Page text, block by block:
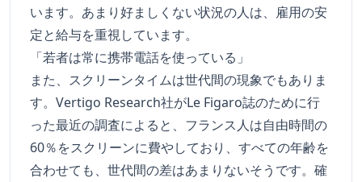
います。あまり好ましくない状況の人は、雇用の安
定と給与を重視しています。
「若者は常に携帯電話を使っている」
また、スクリーンタイムは世代間の現象でもありま
す。Vertigo Research社がLe Figaro誌のために行
った最近の調査によると、フランス人は自由時間の
60％をスクリーンに費やしており、すべての年齢を
合わせても、世代間の差はあまりないそうです。確